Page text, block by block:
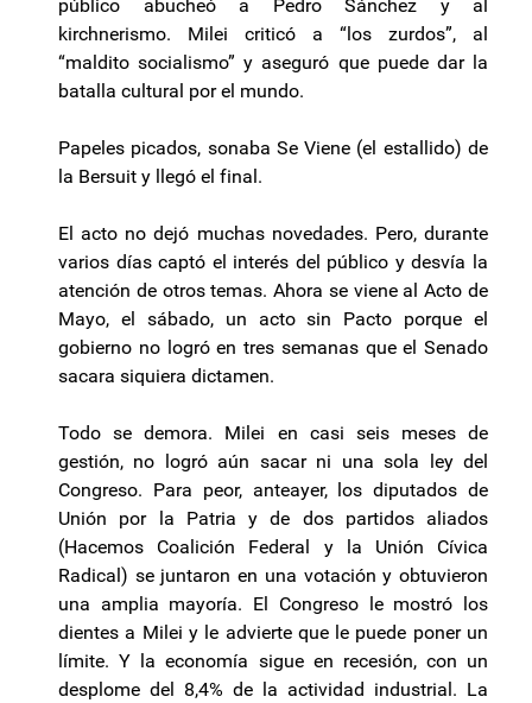
público abucheó a Pedro Sánchez y al
kirchnerismo. Milei criticó a “los zurdos”, al
“maldito socialismo” y aseguró que puede dar la
batalla cultural por el mundo.
Papeles picados, sonaba Se Viene (el estallido) de
la Bersuit y llegó el final.
El acto no dejó muchas novedades. Pero, durante
varios días captó el interés del público y desvía la
atención de otros temas. Ahora se viene al Acto de
Mayo, el sábado, un acto sin Pacto porque el
gobierno no logró en tres semanas que el Senado
sacara siquiera dictamen.
Todo se demora. Milei en casi seis meses de
gestión, no logró aún sacar ni una sola ley del
Congreso. Para peor, anteayer, los diputados de
Unión por la Patria y de dos partidos aliados
(Hacemos Coalición Federal y la Unión Cívica
Radical) se juntaron en una votación y obtuvieron
una amplia mayoría. El Congreso le mostró los
dientes a Milei y le advierte que le puede poner un
límite. Y la economía sigue en recesión, con un
desplome del 8,4% de la actividad industrial. La